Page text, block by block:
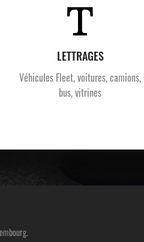
LETTRAGES
Véhicules Fleet, voitures, camions,
bus, vitrines